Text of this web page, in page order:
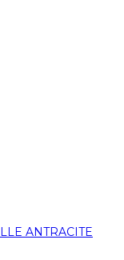
ANTRACITE